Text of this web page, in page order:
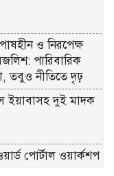
ও নিরপেক্ষ
পারিবারিক
তবুও নীতিতে দৃঢ়
ইয়াবাসহ দুই মাদক
পোর্টাল ওয়ার্কশপ